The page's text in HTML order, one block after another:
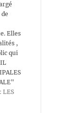
Elles
,
qui
LES